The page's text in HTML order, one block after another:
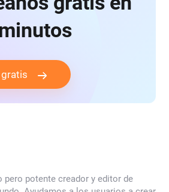
gratis
pero potente creador y editor de